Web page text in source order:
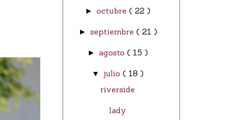
►octubre( 22 )
► septiembre ( 21 )
►agosto( 15 )
▼ julio( 18 )
riverside
lady